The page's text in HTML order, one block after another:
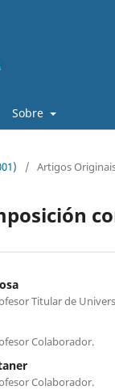
Sobre
/ Artigos
Titular de
Colaborador.
Colaborador.